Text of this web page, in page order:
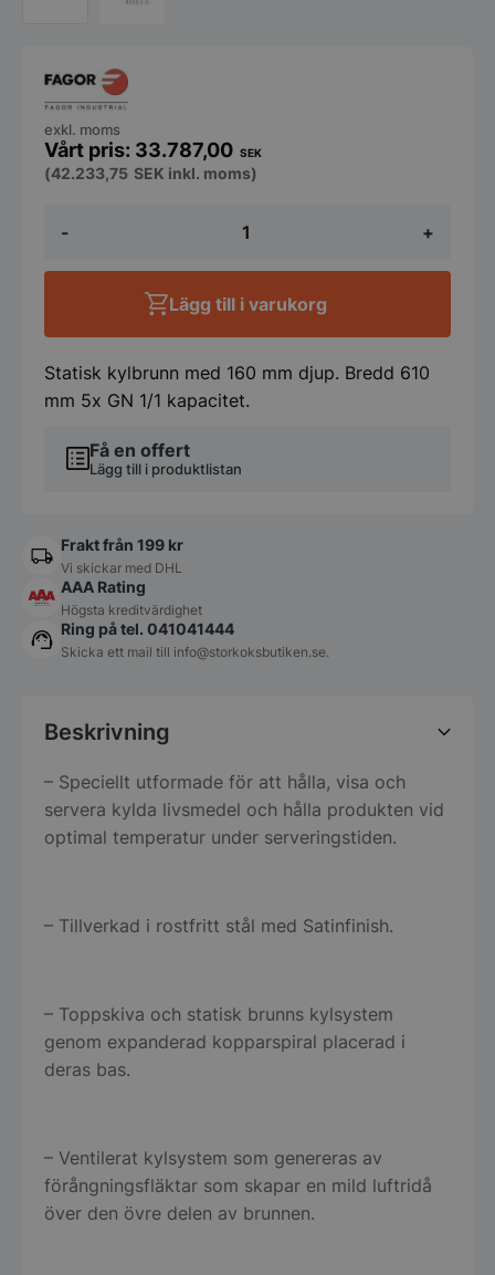
-
-
mängd
+
33.787,00 SEK
exkl. moms
(42.233,75 SEK inkl. moms)
Få en offert
Lägg till i produktlistan
Lägg till i varukorg
Statisk kylbrunn med 160 mm djup. Bredd 610
mm 5x GN 1/1 kapacitet.
Frakt från 199 kr
Vi skickar med DHL
AAA Rating
Högsta kreditvärdighet
Ring på tel. 041041444
Skicka ett mail till info@storkoksbutiken.se.
Beskrivning
– Speciellt utformade för att hålla, visa och
servera kylda livsmedel och hålla produkten vid
optimal temperatur under serveringstiden.
– Tillverkad i rostfritt stål med Satinfinish.
– Toppskiva och statisk brunns kylsystem
genom expanderad kopparspiral placerad i
deras bas.
– Ventilerat kylsystem som genereras av
förångningsfläktar som skapar en mild luftridå
över den övre delen av brunnen.